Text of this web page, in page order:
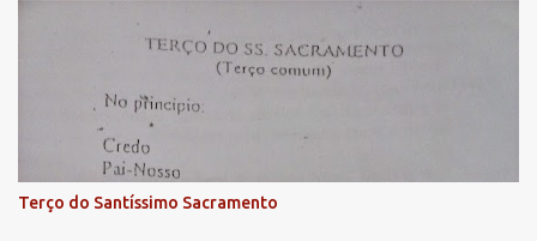
lágrimas. Eia, pois, Advogada nossa, estes vossos olhos
misericordiosos a nós volvei, e depois deste desterro, mostrai-nos
Jesus. Bendito é o fruto do vosso ventre, ó clemente, ó piedosa, ó
doce e sempre Virgem Maria. Rogai por nós Santa Mãe de Deus.
Para que sejamos dignos das promessas de Cristo. Amém.
Terço do Santíssimo Sacramento